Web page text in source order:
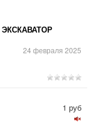
ЭКСКАВАТОР
24 февраля 2025
1 руб